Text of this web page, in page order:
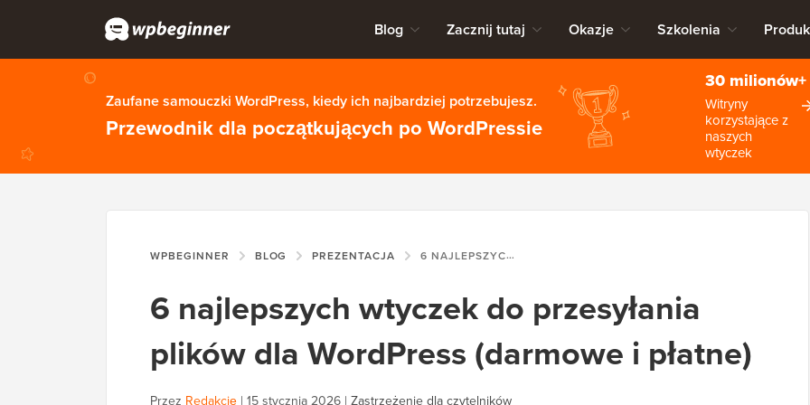
Blog Zacznij tutaj Okazje Szkolenia
Zaufane samouczki WordPress, kiedy ich najbardziej potrzebujesz.
Przewodnik dla początkujących po WordPressie
30 milionów+
Witryny
korzystające z
naszych
wtyczek
WPBEGINNER BLOG PREZENTACJA 6 NAJLEPSZYCH WTYCZEK DO PRZESYŁANIA PLIKÓW DLA WORDPRESS (DARMOWE I PŁATNE)
6 najlepszych wtyczek do przesyłania
plików dla WordPress (darmowe i płatne)
Przez Redakcję | 15 stycznia 2026 | Zastrzeżenie dla czytelników